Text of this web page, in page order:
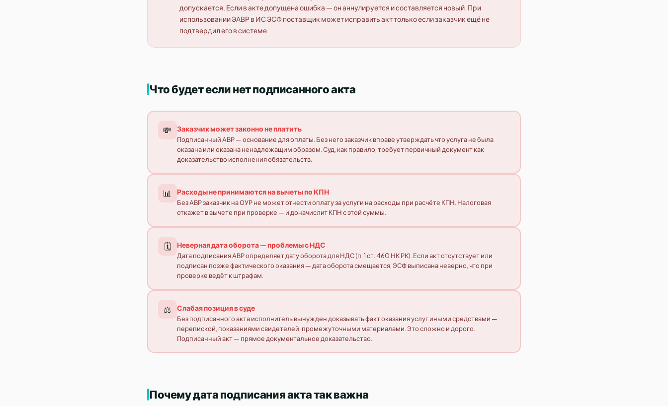
допускается. Если в акте допущена ошибка — он аннулируется и составляется новый. При
использовании ЭАВР в ИС ЭСФ поставщик может исправить акт только если заказчик ещё не
подтвердил его в системе.
Что будет если нет подписанного акта
💸 Заказчик может законно не платить
Подписанный АВР — основание для оплаты. Без него заказчик вправе утверждать что услуга не была
оказана или оказана ненадлежащим образом. Суд, как правило, требует первичный документ как
доказательство исполнения обязательств.
📊 Расходы не принимаются на вычеты по КПН
Без АВР заказчик на ОУР не может отнести оплату за услуги на расходы при расчёте КПН. Налоговая
откажет в вычете при проверке — и доначислит КПН с этой суммы.
🗓️ Неверная дата оборота — проблемы с НДС
Дата подписания АВР определяет дату оборота для НДС (п. 1 ст. 460 НК РК). Если акт отсутствует или
подписан позже фактического оказания — дата оборота смещается, ЭСФ выписана неверно, что при
проверке ведёт к штрафам.
⚖️ Слабая позиция в суде
Без подписанного акта исполнитель вынужден доказывать факт оказания услуг иными средствами —
перепиской, показаниями свидетелей, промежуточными материалами. Это сложно и дорого.
Подписанный акт — прямое документальное доказательство.
Почему дата подписания акта так важна